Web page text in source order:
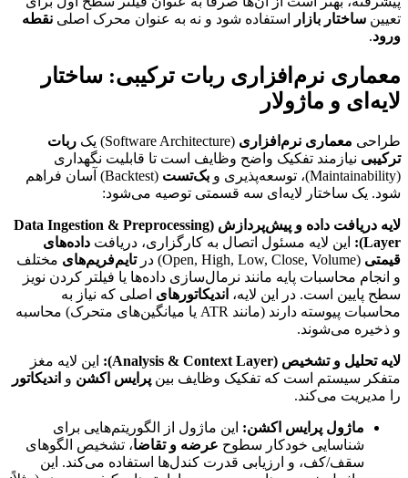
تعیین ساختار بازار استفاده شود و نه به عنوان محرک اصلی نقطه
ورود.
معماری نرم‌افزاری ربات ترکیبی: ساختار
لایه‌ای و ماژولار
طراحی معماری نرم‌افزاری (Software Architecture) یک
ربات
ترکیبی نیازمند تفکیک واضح وظایف است تا قابلیت نگهداری
(Maintainability)، توسعه‌پذیری و
بک‌تست
(Backtest) آسان فراهم
شود. یک ساختار لایه‌ای سه قسمتی توصیه می‌شود:
لایه دریافت داده و پیش‌پردازش (Data Ingestion & Preprocessing
Layer):
این لایه مسئول اتصال به کارگزاری، دریافت داده‌های
قیمتی (Open, High, Low, Close, Volume) در تایم‌فریم‌های مختلف
و انجام محاسبات پایه مانند نرمال‌سازی داده‌ها یا فیلتر کردن نویز
سطح پایین است. در این لایه، اندیکاتورهای اصلی که نیاز به
محاسبات پیوسته دارند (مانند ATR یا میانگین‌های متحرک) محاسبه
و ذخیره می‌شوند.
لایه تحلیل و تشخیص (Analysis & Context Layer):
این لایه مغز
متفکر سیستم است که تفکیک وظایف بین پرایس اکشن و اندیکاتور
را مدیریت می‌کند.
ماژول پرایس اکشن: این ماژول از الگوریتم‌هایی برای
شناسایی خودکار سطوح عرضه و تقاضا، تشخیص الگوهای
سقف/کف، و ارزیابی قدرت کندل‌ها استفاده می‌کند. این